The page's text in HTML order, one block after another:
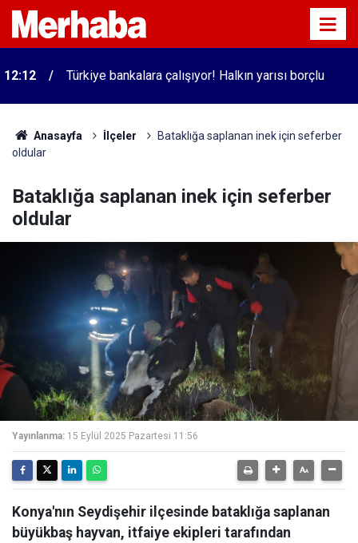
12:12 Türkiye bankalara çalışıyor! Halkın yarısı borçlu
Anasayfa İlçeler
Bataklığa saplanan inek için seferber
oldular
Bataklığa saplanan inek için seferber
oldular
Yayınlanma: 15 Eylül 2025 Pazartesi 11:56
Konya'nın Seydişehir ilçesinde bataklığa saplanan
büyükbaş hayvan, itfaiye ekipleri tarafından